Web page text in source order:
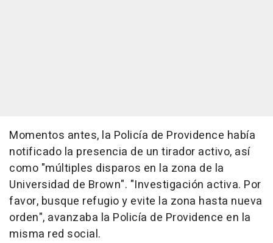
Momentos antes, la Policía de Providence había
notificado la presencia de un tirador activo, así
como "múltiples disparos en la zona de la
Universidad de Brown". "Investigación activa. Por
favor, busque refugio y evite la zona hasta nueva
orden", avanzaba la Policía de Providence en la
misma red social.